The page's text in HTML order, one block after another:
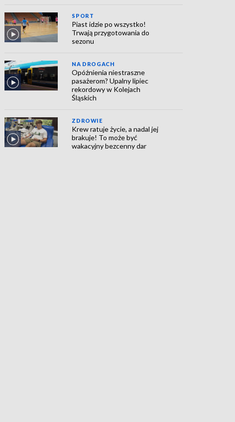
SPORT
Piast idzie po wszystko!
Trwają przygotowania do
sezonu
NA DROGACH
Opóźnienia niestraszne
pasażerom? Upalny lipiec
rekordowy w Kolejach
Śląskich
ZDROWIE
Krew ratuje życie, a nadal jej
brakuje! To może być
wakacyjny bezcenny dar